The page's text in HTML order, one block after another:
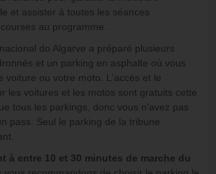
et assister à toutes les séances
au programme.
do Algarve a préparé plusieurs
et un parking en asphalte où vous
voiture ou votre moto. L'accès et le
les voitures et les motos sont gratuits cette
tous les parkings, donc vous n'avez pas
pass. Seul le parking de la tribune
à entre 10 et 30 minutes de marche du